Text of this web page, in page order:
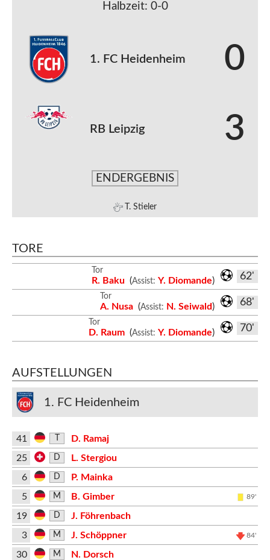
Halbzeit: 0-0
1. FC Heidenheim 0
RB Leipzig 3
ENDERGEBNIS
T. Stieler
TORE
62'
Tor
R. Baku (Assist: Y. Diomande)
68'
Tor
A. Nusa (Assist: N. Seiwald)
70'
Tor
D. Raum (Assist: Y. Diomande)
AUFSTELLUNGEN
1. FC Heidenheim
41
D. Ramaj
25
D
L. Stergiou
6
D
P. Mainka
5
M B. Gimber 89'
19 D
J. Föhrenbach
3
M J. Schöppner 84'
30 M
N. Dorsch